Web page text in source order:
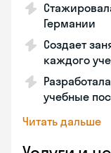
Германии
Создает
каждого
учебные
Читать дальше